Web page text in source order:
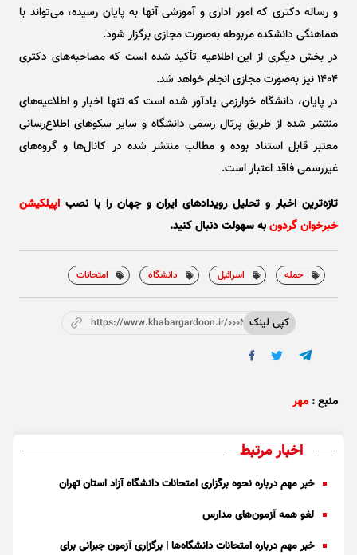
و رساله دکتری که امور اداری و آموزشی آنها به پایان رسیده، می‌تواند با
هماهنگی دانشکده مربوطه به‌صورت مجازی برگزار شود.
در بخش دیگری از این اطلاعیه تأکید شده است که مصاحبه‌های دکتری
۱۴۰۴ نیز به‌صورت مجازی انجام خواهد شد.
در پایان، دانشگاه خوارزمی یادآور شده است که تنها اخبار و اطلاعیه‌های
منتشر شده از طریق پرتال رسمی دانشگاه و سایر سکو‌های اطلاع‌رسانی
معتبر قابل استناد بوده و مطالب منتشر شده در کانال‌ها و گروه‌های
غیررسمی فاقد اعتبار است.
تازه‌ترین اخبار و تحلیل‌ رویدادهای ایران و جهان را با نصب اپیلکیشن
خبرخوان گردونبه سهولت دنبال کنید.
حمله اسرائیل دانشگاه امتحانات
کپی لینکhttps://www.khabargardoon.ir/000NVI
منبع : مهر
اخبار مرتبط
خبر مهم درباره نحوه برگزاری امتحانات دانشگاه آزاد استان تهران
لغو همه آزمون‌های مدارس
خبر مهم درباره امتحانات دانشگاه‌ها | برگزاری آزمون جبرانی برای